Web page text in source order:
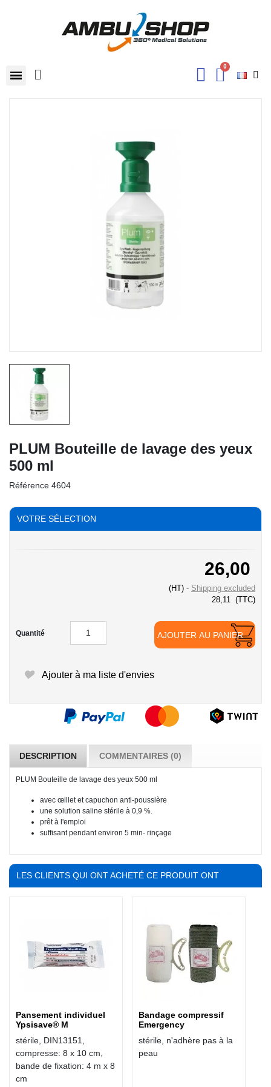
PLUM Bouteille de lavage des yeux
500 ml
Référence 4604
VOTRE SÉLECTION
26,00
(HT)
Shipping excluded
28,11 (TTC)
Quantité AJOUTER AU PANIER
Ajouter à ma liste d'envies
DESCRIPTION COMMENTAIRES (0)
PLUM Bouteille de lavage des yeux 500 ml
avec œillet et capuchon anti-poussière
une solution saline stérile à 0,9 %.
prêt à l'emploi
suffisant pendant environ 5 min- rinçage
LES CLIENTS QUI ONT ACHETÉ CE PRODUIT ONT
Pansement individuel
Ypsisave® M
stérile, DIN13151,
compresse: 8 x 10 cm,
bande de fixation: 4 m x 8
cm
Bandage compressif
Emergency
stérile, n'adhère pas à la
peau